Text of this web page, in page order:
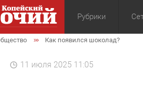
Рубрики
Общество
Как появился шоколад?
11 июля 2025 11:05